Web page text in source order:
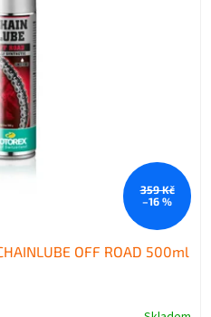
359 Kč
–16 %
OFF ROAD 500ml